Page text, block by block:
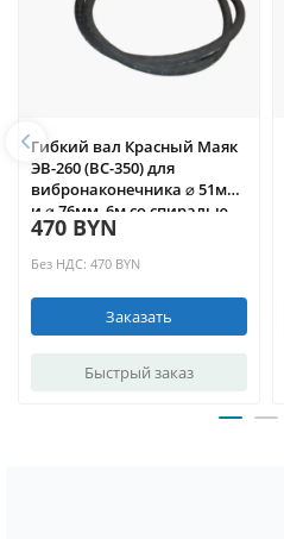
Гибкий вал Красный Маяк
ЭВ-260 (ВС-350) для
вибронаконечника ⌀ 51мм
и ⌀ 76мм, 6м со спиралью
470 BYN
Без НДС: 470 BYN
Заказать
Быстрый заказ